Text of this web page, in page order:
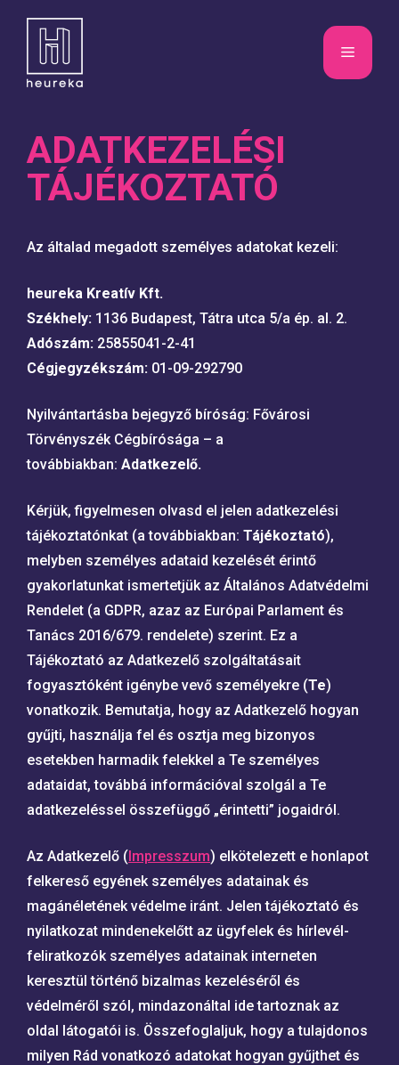
tartalomba
MENÜ
ADATKEZELÉSI
TÁJÉKOZTATÓ
Az általad megadott személyes adatokat kezeli:
heureka Kreatív Kft.
Székhely: 1136 Budapest, Tátra utca 5/a ép. al. 2.
Adószám: 25855041-2-41
Cégjegyzékszám: 01-09-292790
Nyilvántartásba bejegyző bíróság: Fővárosi
Törvényszék Cégbírósága – a
továbbiakban: Adatkezelő.
Kérjük, figyelmesen olvasd el jelen adatkezelési
tájékoztatónkat (a továbbiakban: Tájékoztató),
melyben személyes adataid kezelését érintő
gyakorlatunkat ismertetjük az Általános Adatvédelmi
Rendelet (a GDPR, azaz az Európai Parlament és
Tanács 2016/679. rendelete) szerint. Ez a
Tájékoztató az Adatkezelő szolgáltatásait
fogyasztóként igénybe vevő személyekre (Te)
vonatkozik. Bemutatja, hogy az Adatkezelő hogyan
gyűjti, használja fel és osztja meg bizonyos
esetekben harmadik felekkel a Te személyes
adataidat, továbbá információval szolgál a Te
adatkezeléssel összefüggő „érintetti” jogaidról.
Az Adatkezelő (Impresszum) elkötelezett e honlapot
felkereső egyének személyes adatainak és
magánéletének védelme iránt. Jelen tájékoztató és
nyilatkozat mindenekelőtt az ügyfelek és hírlevél-
feliratkozók személyes adatainak interneten
keresztül történő bizalmas kezeléséről és
védelméről szól, mindazonáltal ide tartoznak az
oldal látogatói is. Összefoglaljuk, hogy a tulajdonos
milyen Rád vonatkozó adatokat hogyan gyűjthet és